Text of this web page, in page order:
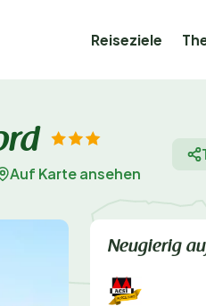
Reiseziele
Auf Karte ansehen
Neugierig